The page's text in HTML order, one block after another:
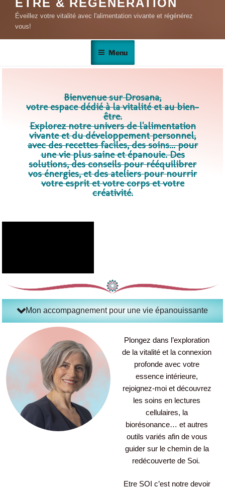
Menu
Bienvenue sur Drosana,
votre espace dédié à la vitalité et au bien-
vivante et du développement personnel,
avec des recettes faciles, des soins... pour
une vie plus saine et épanouie. Des
solutions, des conseils pour rééquilibrer
vos énergies, et des ateliers pour nourrir
votre esprit et votre corps et votre
créativité.
Plongez dans l’exploration
de la vitalité et la connexion
profonde avec votre
essence intérieure,
rejoignez-moi et découvrez
les soins en lectures
cellulaires, la
biorésonance… et autres
outils variés afin de vous
guider sur le chemin de la
redécouverte de Soi.
Etre SOI c’est notre devoir
envers notre âme!